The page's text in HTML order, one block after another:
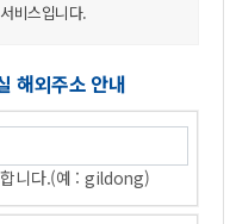
비스입니다.
해외주소안내
니다.(예:gildong)